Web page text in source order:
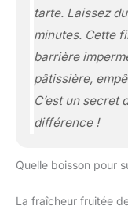
tarte. Laissez
minutes. Cette
barrière
pâtissière,
C’est un secret
différence !
Quelle boisson pour
La fraîcheur fruitée